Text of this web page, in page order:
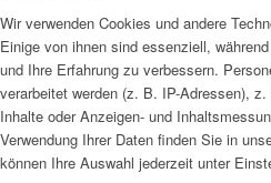
Wir verwenden Cookies und andere
Einige von ihnen sind essenziell,
und Ihre Erfahrung zu verbessern.
verarbeitet werden (z. B. IP-Adressen),
Inhalte oder Anzeigen- und
Verwendung Ihrer Daten finden Sie in
können Ihre Auswahl jederzeit unter